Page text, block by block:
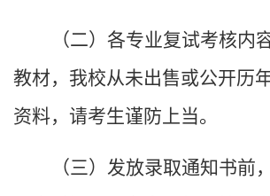
（二）各专业复试考核内
教材，我校从未出售或公开历
资料，请考生谨防上当。
（三）发放录取通知书前